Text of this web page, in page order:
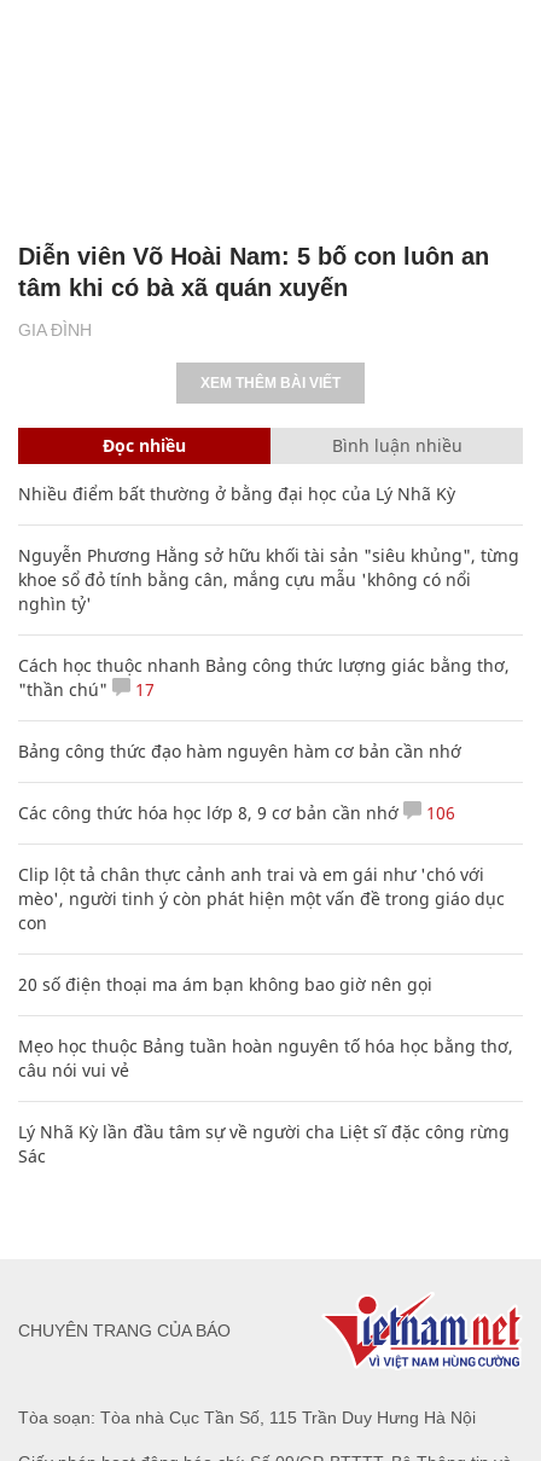
GIA ĐÌNH
Diễn viên Võ Hoài Nam: 5 bố con luôn an
tâm khi có bà xã quán xuyến
XEM THÊM BÀI VIẾT
Đọc nhiều Bình luận nhiều
Nhiều điểm bất thường ở bằng đại học của Lý Nhã Kỳ
Nguyễn Phương Hằng sở hữu khối tài sản "siêu khủng", từng
khoe sổ đỏ tính bằng cân, mắng cựu mẫu 'không có nổi
nghìn tỷ'
Cách học thuộc nhanh Bảng công thức lượng giác bằng thơ,
"thần chú"
17
Bảng công thức đạo hàm nguyên hàm cơ bản cần nhớ
Các công thức hóa học lớp 8, 9 cơ bản cần nhớ 106
Clip lột tả chân thực cảnh anh trai và em gái như 'chó với
mèo', người tinh ý còn phát hiện một vấn đề trong giáo dục
con
20 số điện thoại ma ám bạn không bao giờ nên gọi
Mẹo học thuộc Bảng tuần hoàn nguyên tố hóa học bằng thơ,
câu nói vui vẻ
Lý Nhã Kỳ lần đầu tâm sự về người cha Liệt sĩ đặc công rừng
Sác
Tòa soạn: Tòa nhà Cục Tần Số, 115 Trần Duy Hưng Hà Nội
CHUYÊN TRANG CỦA BÁO